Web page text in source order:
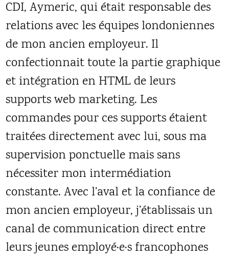
CDI, Aymeric, qui était responsable des
relations avec les équipes londoniennes
de mon ancien employeur. Il
confectionnait toute la partie graphique
et intégration en HTML de leurs
supports web marketing. Les
commandes pour ces supports étaient
traitées directement avec lui, sous ma
supervision ponctuelle mais sans
nécessiter mon intermédiation
constante. Avec l’aval et la confiance de
mon ancien employeur, j’établissais un
canal de communication direct entre
leurs jeunes employé·e·s francophones